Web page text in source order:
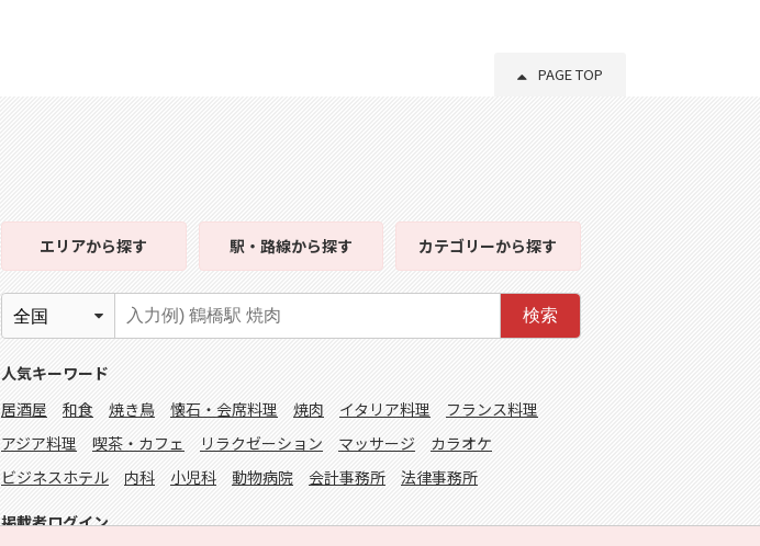
PAGE TOP
エリアから探す 駅・路線から探す カテゴリーから探す
検索
人気キーワード
居酒屋
和食 焼き鳥 懐石・会席料理 焼肉 イタリア料理
フランス料理
アジア料理
喫茶・カフェ リラクゼーション マッサージ
カラオケ
ビジネスホテル
内科 小児科 動物病院 会計事務所 法律事務所
掲載者ログイン